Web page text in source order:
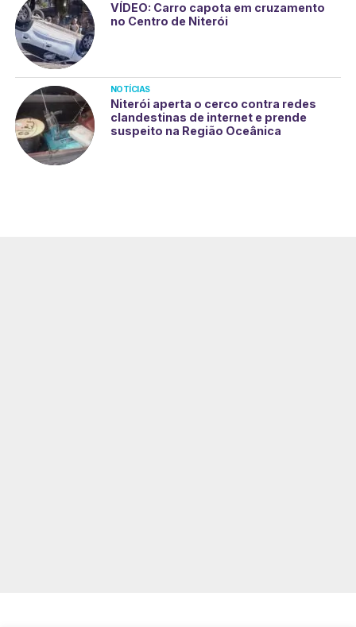
VÍDEO: Carro capota em cruzamento
no Centro de Niterói
NOTÍCIAS
Niterói aperta o cerco contra redes
clandestinas de internet e prende
suspeito na Região Oceânica